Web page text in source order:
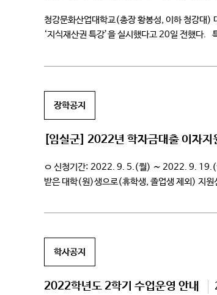
청강문화산업대학교(총장 황봉성, 이하 청강대)
‘지식재산권 특강’을 실시했다고 20일 전했다.
장학공지
[임실군] 2022년 학자금대출 이자지
ㅇ 신청기간: 2022. 9. 5.(월) ∼ 2022. 9. 19.(월)
받은 대학(원)생으로(휴학생, 졸업생 제외) 지원
학사공지
2022학년도 2학기 수업운영 안내